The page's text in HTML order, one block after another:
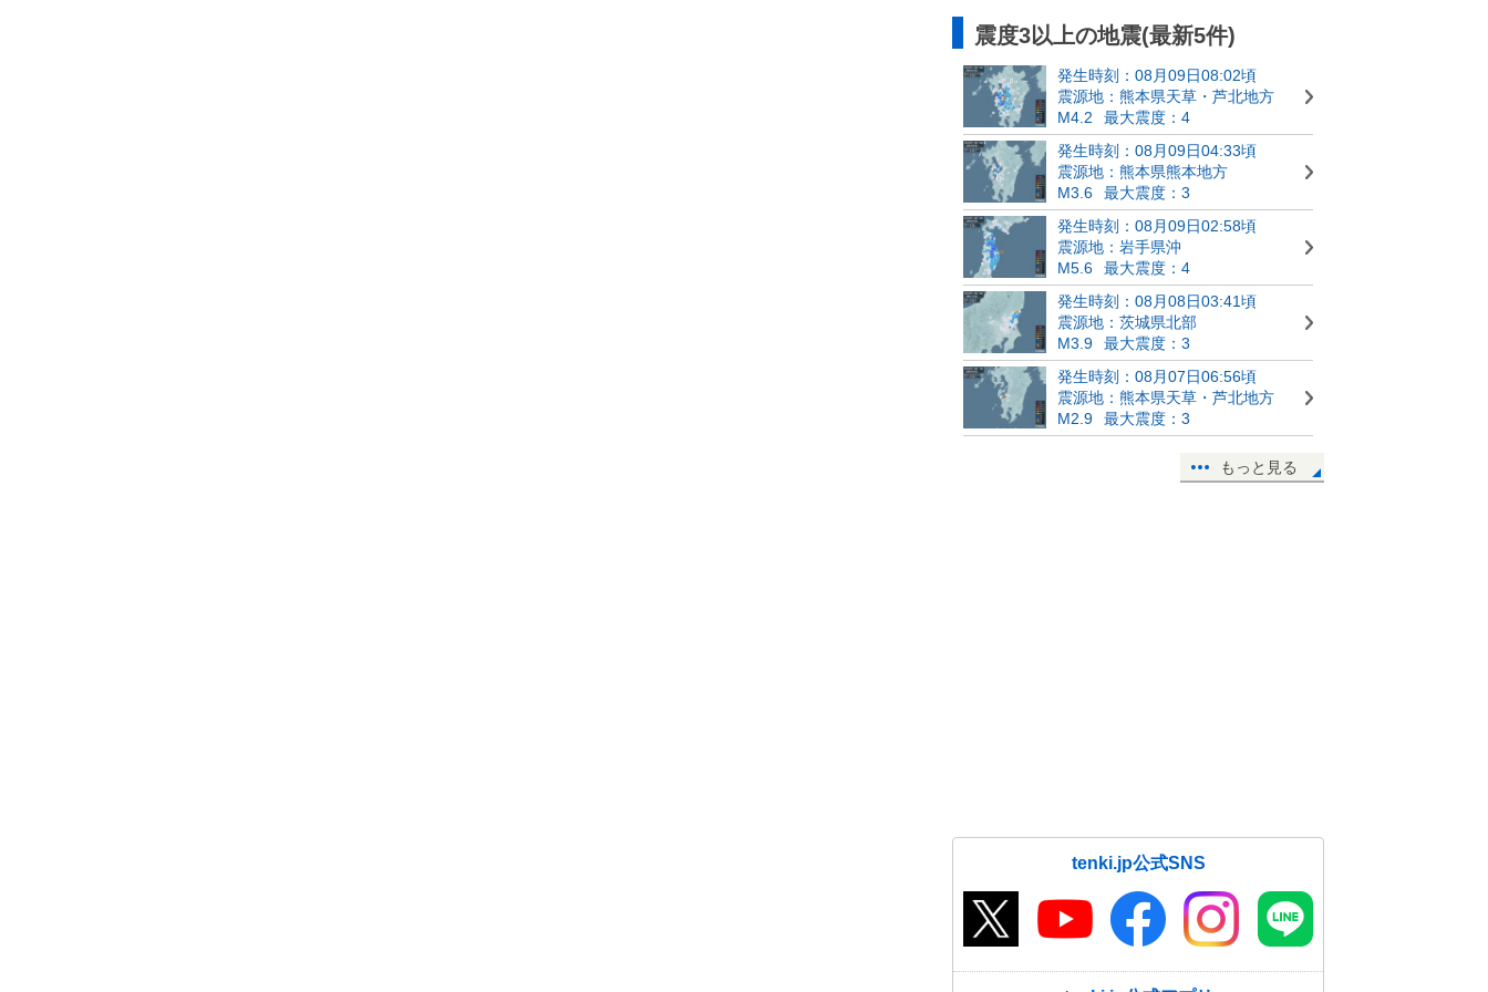
震度3以上の地震(最新5件)
発生時刻：08月09日08:02頃
震源地：熊本県天草・芦北地方
M4.2
最大震度：4
発生時刻：08月09日04:33頃
震源地：熊本県熊本地方
M3.6
最大震度：3
発生時刻：08月09日02:58頃
震源地：岩手県沖
M5.6
最大震度：4
発生時刻：08月08日03:41頃
震源地：茨城県北部
M3.9
最大震度：3
発生時刻：08月07日06:56頃
震源地：熊本県天草・芦北地方
M2.9
最大震度：3
もっと見る
tenki.jp公式SNS